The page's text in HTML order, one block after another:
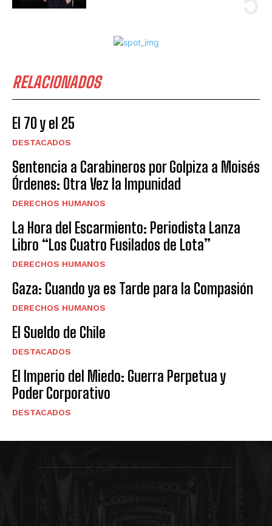
RELACIONADOS
El 70 y el 25
DESTACADOS
Sentencia a Carabineros por Golpiza a Moisés
Órdenes: Otra Vez la Impunidad
DERECHOS HUMANOS
La Hora del Escarmiento: Periodista Lanza
Libro “Los Cuatro Fusilados de Lota”
DERECHOS HUMANOS
Gaza: Cuando ya es Tarde para la Compasión
DERECHOS HUMANOS
El Sueldo de Chile
DESTACADOS
El Imperio del Miedo: Guerra Perpetua y
Poder Corporativo
DESTACADOS